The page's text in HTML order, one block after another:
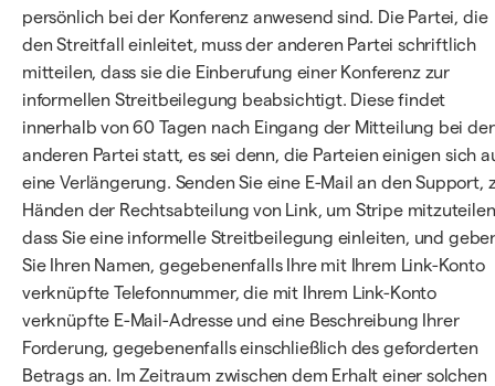
persönlich bei der Konferenz anwesend sind. Die Partei, die
den Streitfall einleitet, muss der anderen Partei schriftlich
mitteilen, dass sie die Einberufung einer Konferenz zur
informellen Streitbeilegung beabsichtigt. Diese findet
innerhalb von 60 Tagen nach Eingang der Mitteilung bei der
anderen Partei statt, es sei denn, die Parteien einigen sich
eine Verlängerung. Senden Sie eine E-Mail an den Support,
Händen der Rechtsabteilung von Link, um Stripe
dass Sie eine informelle Streitbeilegung einleiten, und
Sie Ihren Namen, gegebenenfalls Ihre mit Ihrem Link-Konto
verknüpfte Telefonnummer, die mit Ihrem Link-Konto
verknüpfte E-Mail-Adresse und eine Beschreibung Ihrer
Forderung, gegebenenfalls einschließlich des geforderten
Betrags an. Im Zeitraum zwischen dem Erhalt einer solchen